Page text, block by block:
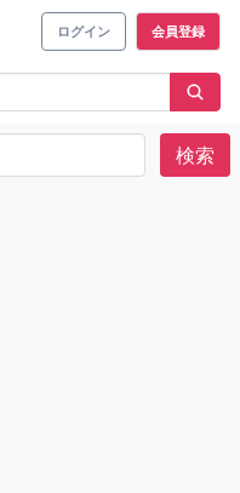
ログイン 会員登録
検索